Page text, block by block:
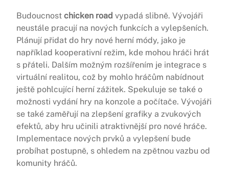
Budoucnost chicken road vypadá slibně. Vývojáři
neustále pracují na nových funkcích a vylepšeních.
Plánují přidat do hry nové herní módy, jako je
například kooperativní režim, kde mohou hráči hrát
s přáteli. Dalším možným rozšířením je integrace s
virtuální realitou, což by mohlo hráčům nabídnout
ještě pohlcující herní zážitek. Spekuluje se také o
možnosti vydání hry na konzole a počítače. Vývojáři
se také zaměřují na zlepšení grafiky a zvukových
efektů, aby hru učinili atraktivnější pro nové hráče.
Implementace nových prvků a vylepšení bude
probíhat postupně, s ohledem na zpětnou vazbu od
komunity hráčů.